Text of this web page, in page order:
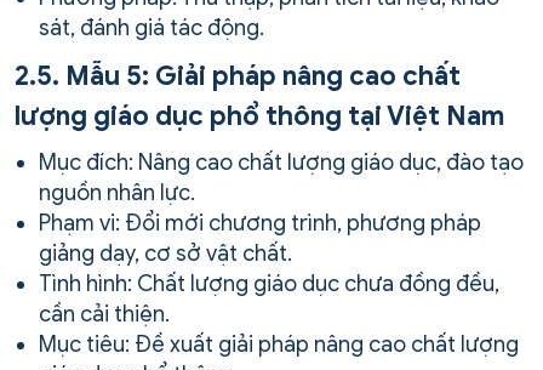
sát, đánh giá tác động.
2.5. Mẫu 5: Giải pháp nâng cao chất
lượng giáo dục phổ thông tại Việt Nam
Mục đích: Nâng cao chất lượng giáo dục, đào tạo
nguồn nhân lực.
Phạm vi: Đổi mới chương trình, phương pháp
giảng dạy, cơ sở vật chất.
Tình hình: Chất lượng giáo dục chưa đồng đều,
cần cải thiện.
Mục tiêu: Đề xuất giải pháp nâng cao chất lượng